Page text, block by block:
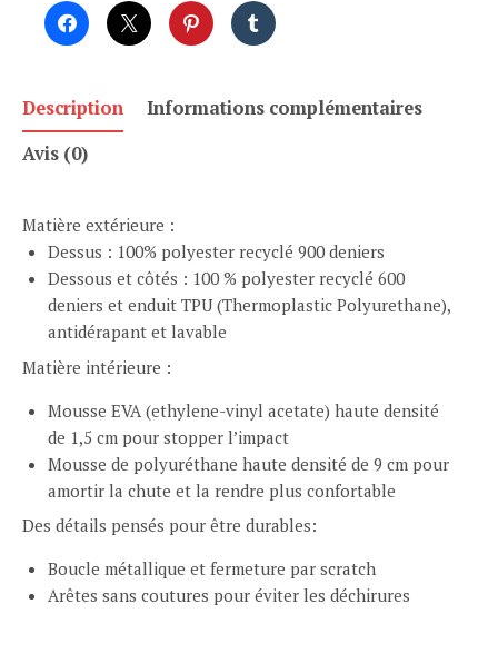
Description
Informations complémentaires
Avis (0)
Matière extérieure :
Dessus : 100% polyester recyclé 900 deniers
Dessous et côtés : 100 % polyester recyclé 600
deniers et enduit TPU (Thermoplastic Polyurethane),
antidérapant et lavable
Matière intérieure :
Mousse EVA (ethylene-vinyl acetate) haute densité
de 1,5 cm pour stopper l’impact
Mousse de polyuréthane haute densité de 9 cm pour
amortir la chute et la rendre plus confortable
Des détails pensés pour être durables:
Boucle métallique et fermeture par scratch
Arêtes sans coutures pour éviter les déchirures